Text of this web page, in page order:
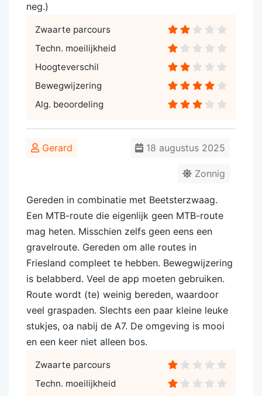
neg.)
Zwaarte parcours
Techn. moeilijkheid
Hoogteverschil
Bewegwijzering
Alg. beoordeling
Gerard 18 augustus 2025
Zonnig
Gereden in combinatie met Beetsterzwaag.
Een MTB-route die eigenlijk geen MTB-route
mag heten. Misschien zelfs geen eens een
gravelroute. Gereden om alle routes in
Friesland compleet te hebben. Bewegwijzering
is belabberd. Veel de app moeten gebruiken.
Route wordt (te) weinig bereden, waardoor
veel graspaden. Slechts een paar kleine leuke
stukjes, oa nabij de A7. De omgeving is mooi
en een keer niet alleen bos.
Zwaarte parcours
Techn. moeilijkheid